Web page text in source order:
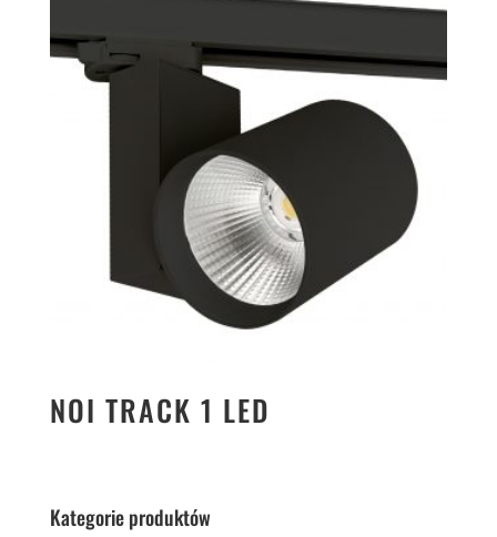
NOI TRACK 1 LED
Kategorie produktów